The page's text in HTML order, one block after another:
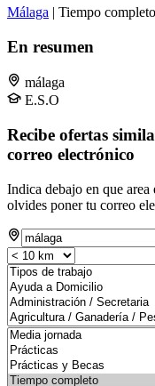
Málaga | Tiempo
En resumen
málaga
E.S.O
Recibe ofertas
correo electrónico
Indica debajo en que
olvides poner tu correo